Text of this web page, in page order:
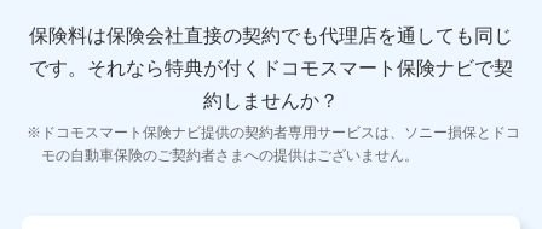
報、建物の構造や築年数などの情報、ペットの種類や年
齢などの情報などが含まれます。
【共同して利用する者の範囲】
当社
保険料は保険会社直接の契約でも代理店を通しても同じ
です。 それなら特典が付くドコモスマート保険ナビで契
約しませんか？
ドコモスマート保険ナビ提供の契約者専用サービスは、ソニー損保とドコ
モの自動車保険のご契約者さまへの提供はございません。